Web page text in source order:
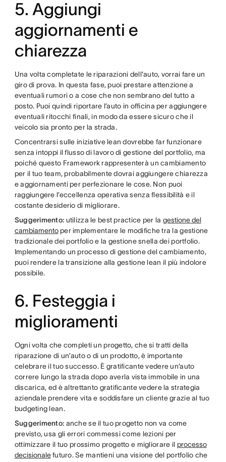
5. Aggiungi
aggiornamenti e
chiarezza
Una volta completate le riparazioni dell'auto, vorrai fare un
giro di prova. In questa fase, puoi prestare attenzione a
eventuali rumori o a cose che non sembrano del tutto a
posto. Puoi quindi riportare l’auto in officina per aggiungere
eventuali ritocchi finali, in modo da essere sicuro che il
veicolo sia pronto per la strada.
Concentrarsi sulle iniziative lean dovrebbe far funzionare
senza intoppi il flusso di lavoro di gestione del portfolio, ma
poiché questo Framework rappresenterà un cambiamento
per il tuo team, probabilmente dovrai aggiungere chiarezza
e aggiornamenti per perfezionare le cose. Non puoi
raggiungere l’eccellenza operativa senza flessibilità e il
costante desiderio di migliorare.
Suggerimento: utilizza le best practice per la gestione del
cambiamentoper implementare le modifiche tra la gestione
tradizionale dei portfolio e la gestione snella dei portfolio.
Implementando un processo di gestione del cambiamento,
puoi rendere la transizione alla gestione lean il più indolore
possibile.
6. Festeggia i
miglioramenti
Ogni volta che completi un progetto, che si tratti della
riparazione di un’auto o di un prodotto, è importante
celebrare il tuo successo. È gratificante vedere un’auto
correre lungo la strada dopo averla vista immobile in una
discarica, ed è altrettanto gratificante vedere la strategia
aziendale prendere vita e soddisfare un cliente grazie al tuo
budgeting lean.
Suggerimento: anche se il tuo progetto non va come
previsto, usa gli errori commessi come lezioni per
ottimizzare il tuo prossimo progetto e migliorare il processo
decisionalefuturo. Se mantieni una visione del portfolio che